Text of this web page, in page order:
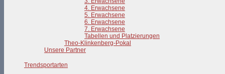
4. Erwachsene
5. Erwachsene
6. Erwachsene
7. Erwachsene
Tabellen und Platzierungen
Theo-Klinkenberg-Pokal
Unsere Partner
Trendsportarten